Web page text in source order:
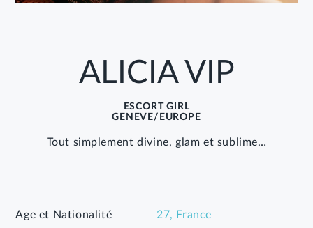
ALICIA VIP
ESCORT GIRL
GENEVE/EUROPE
Tout simplement divine, glam et sublime…
Age et Nationalité 27, France